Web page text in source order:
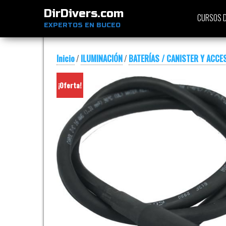
DirDivers.com
EXPERTOS EN BUCEO
CURSOS
Inicio/ ILUMINACIÓN/ BATERÍAS / CANISTER Y
¡Oferta!